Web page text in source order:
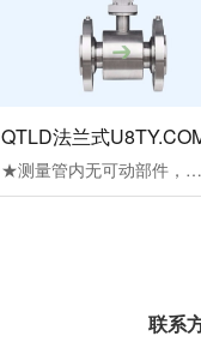
QTLD法兰式
★测量管内无可动部件，便于维护管理；无阻流部件，因此无压力损失。★被测液体电导率≥5μs/cm，配合各种衬里材料，可适用于测量各种酸、碱、盐溶液及泥浆、矿浆、纸浆等介质的流量。★流量的测量不受流体的密度、粘度、温度、压力和电导率变化的影响，传感器感应电压信号与平均流速呈线性关系，测量精度高。★合理选用衬里及电极材料，可实现良好的耐腐蚀性和耐磨性。★低频矩形波激磁，不受工频及现场各种杂散干扰的影响，工作稳定可靠。★不受流体方向影响，正反向均可准确计量。★量程比1：120(0.1m/s～12m/s)，满量程流速范围宽。★汉字液晶背光显示，可在线修改参数，操作简单方便。★具有空管测量、报警功能，并能适应不同的流体介质。★掉电时间记录功能，自动记录仪表系统电源间断时间，补算漏计流量。★小时总量记录功能，以小时为单位记录流量总量，适用于分时计量制。
联系